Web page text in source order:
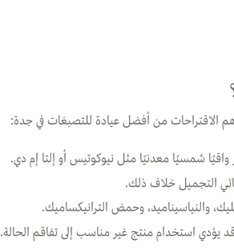
الاقتراحات من أفضل عيادة للتصبغات في جدة:
واقيًا شمسيًا معدنيًا مثل نيوكوتيس أو إلتا إم دي.
التجميل خلاف ذلك.
والنياسيناميد، وحمض الترانيكساميك.
استخدام منتج غير مناسب إلى تفاقم الحالة.